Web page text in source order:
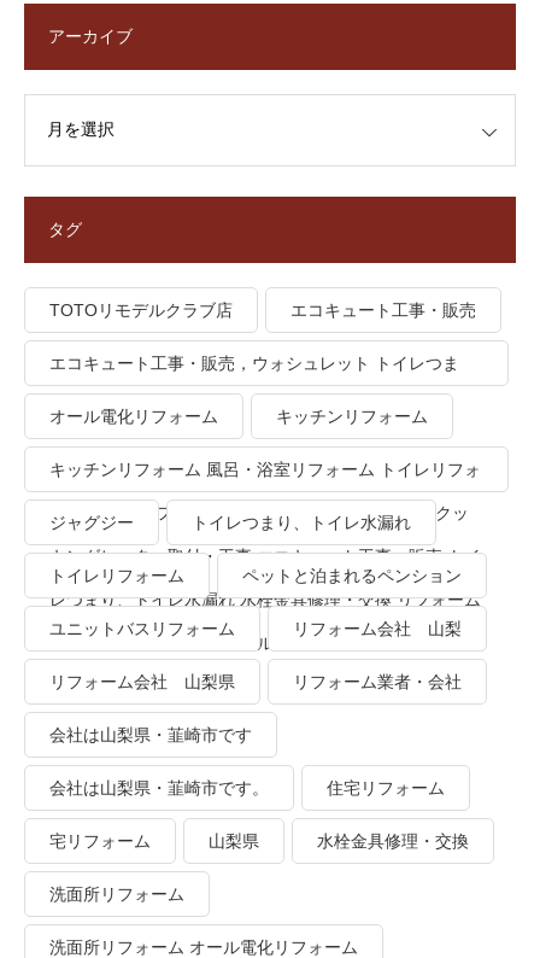
アーカイブ
タグ
TOTOリモデルクラブ店 エコキュート工事・販売
エコキュート工事・販売，ウォシュレット トイレつま
り、トイレ水漏れ
オール電化リフォーム キッチンリフォーム
キッチンリフォーム 風呂・浴室リフォーム トイレリフォ
ーム 洗面所リフォーム オール電化リフォーム ＩＨクッ
キングヒーター取付・工事 エコキュート工事・販売 トイ
レつまり、トイレ水漏れ 水栓金具修理・交換 リフォーム
業者・会社 ＴＯＴＯリモデルクラブ
ジャグジー トイレつまり、トイレ水漏れ
トイレリフォーム ペットと泊まれるペンション
ユニットバスリフォーム リフォーム会社 山梨
リフォーム会社 山梨県 リフォーム業者・会社
会社は山梨県・韮崎市です
会社は山梨県・韮崎市です。 住宅リフォーム
宅リフォーム 山梨県 水栓金具修理・交換
洗面所リフォーム
洗面所リフォーム オール電化リフォーム